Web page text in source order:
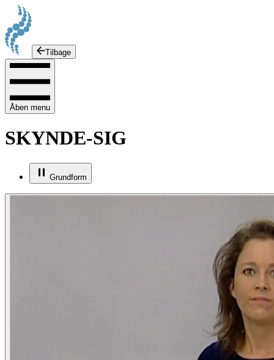
Tilbage
Åben menu
SKYNDE-SIG
Grundform